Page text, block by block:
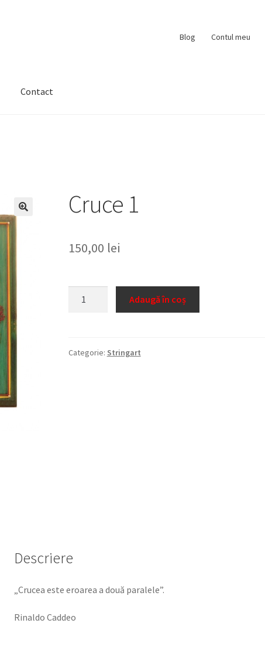
Blog Contul meu
Contact
Cruce 1
150,00 lei
Adaugă în coș
Categorie: Stringart
Descriere
„Crucea este eroarea a două paralele”.
Rinaldo Caddeo